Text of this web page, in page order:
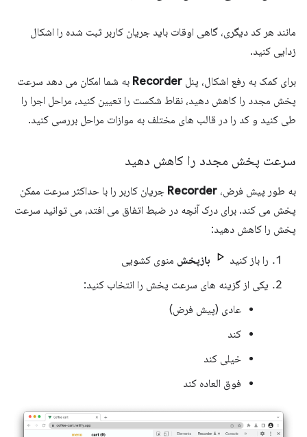
مانند هر کد دیگری، گاهی اوقات باید جریان کاربر ثبت شده را اشکال
زدایی کنید.
برای کمک به رفع اشکال، پنل Recorder به شما امکان می دهد سرعت
پخش مجدد را کاهش دهید، نقاط شکست را تعیین کنید، مراحل اجرا را
طی کنید و کد را در قالب های مختلف به موازات مراحل بررسی کنید.
سرعت پخش مجدد را کاهش دهید
به طور پیش فرض، Recorder جریان کاربر را با حداکثر سرعت ممکن
پخش می کند. برای درک آنچه در ضبط اتفاق می افتد، می توانید سرعت
پخش را کاهش دهید:
را باز کنید بازپخش منوی کشویی
یکی از گزینه های سرعت پخش را انتخاب کنید:
عادی (پیش فرض)
کند
خیلی کند
فوق العاده کند